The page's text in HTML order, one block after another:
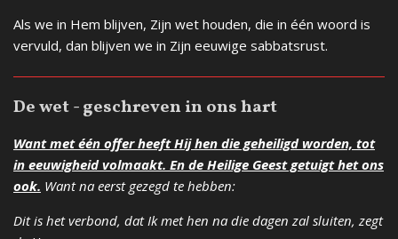
Als we in Hem blijven, Zijn wet houden, die in één woord is
vervuld, dan blijven we in Zijn eeuwige sabbatsrust.
De wet - geschreven in ons hart
Want met één offer heeft Hij hen die geheiligd worden, tot
in eeuwigheid volmaakt. En de Heilige Geest getuigt het ons
ook. Want na eerst gezegd te hebben:
Dit is het verbond, dat Ik met hen na die dagen zal sluiten, zegt